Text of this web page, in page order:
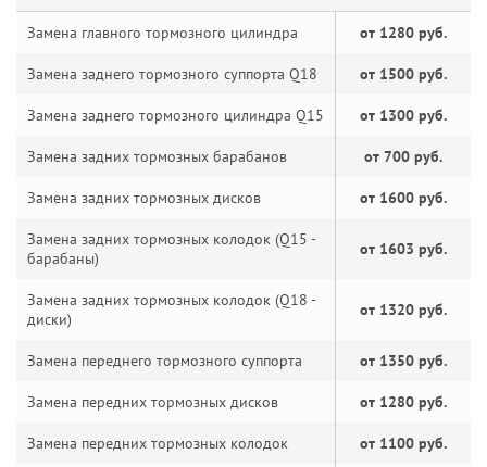
Замена главного тормозного цилиндра от 1280 руб.
Замена заднего тормозного суппорта Q18 от 1500 руб.
Замена заднего тормозного цилиндра Q15 от 1300 руб.
Замена задних тормозных барабанов от 700 руб.
Замена задних тормозных дисков от 1600 руб.
Замена задних тормозных колодок (Q15 -
барабаны)
от 1603 руб.
Замена задних тормозных колодок (Q18 -
диски)
от 1320 руб.
Замена переднего тормозного суппорта от 1350 руб.
Замена передних тормозных дисков от 1280 руб.
Замена передних тормозных колодок от 1100 руб.